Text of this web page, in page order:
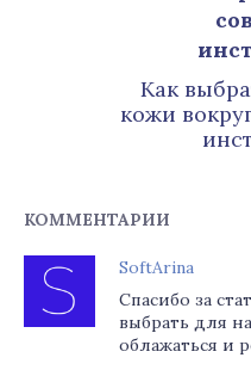
Как
кожи
КОММЕНТАРИИ
SoftArina
Спасибо за
выбрать для
облажаться и